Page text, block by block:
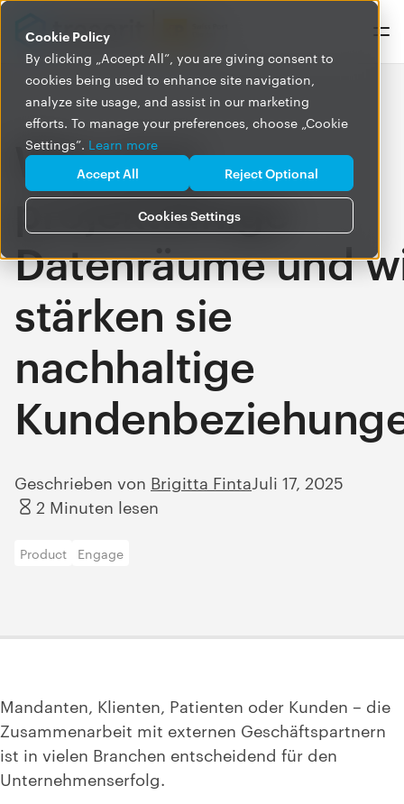
Cookie Policy
By clicking „Accept All”, you are giving consent to
cookies being used to enhance site navigation,
analyze site usage, and assist in our marketing
efforts. To manage your preferences, choose „Cookie
Settings”. Learn more
Cookies Settings
Accept All Reject Optional
Was sind
projektfähige
Datenräume und
stärken sie
nachhaltige
Geschrieben von Brigitta FintaJuli 17, 2025
2 Minuten lesen
Product Engage
Mandanten, Klienten, Patienten oder Kunden – die
Zusammenarbeit mit externen Geschäftspartnern
ist in vielen Branchen entscheidend für den
Unternehmenserfolg.